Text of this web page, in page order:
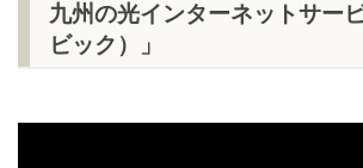
九州の光インターネットサー
ビック）」